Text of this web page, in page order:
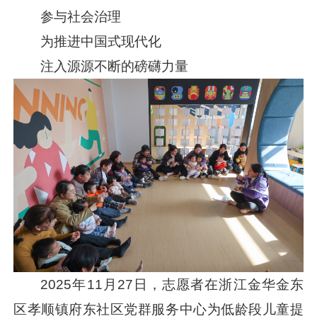
参与社会治理
为推进中国式现代化
注入源源不断的磅礴力量
2025年11月27日，志愿者在浙江金华金东
区孝顺镇府东社区党群服务中心为低龄段儿童提